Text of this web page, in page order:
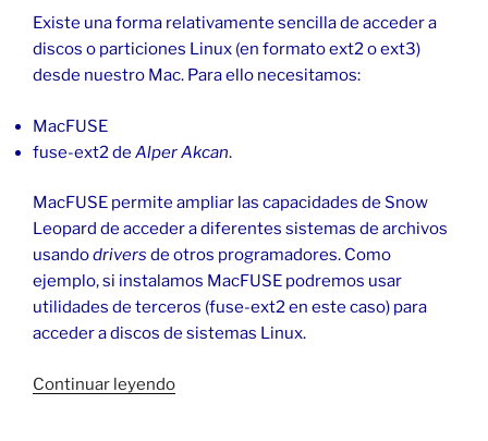
Existe una forma relativamente sencilla de acceder a
discos o particiones Linux (en formato ext2 o ext3)
desde nuestro Mac. Para ello necesitamos:
MacFUSE
fuse-ext2 de Alper Akcan.
MacFUSE permite ampliar las capacidades de Snow
Leopard de acceder a diferentes sistemas de archivos
usandodrivers de otros programadores. Como
ejemplo, si instalamos MacFUSE podremos usar
utilidades de terceros (fuse-ext2en este caso) para
acceder a discos de sistemas Linux.
Continuar leyendo«Acceder